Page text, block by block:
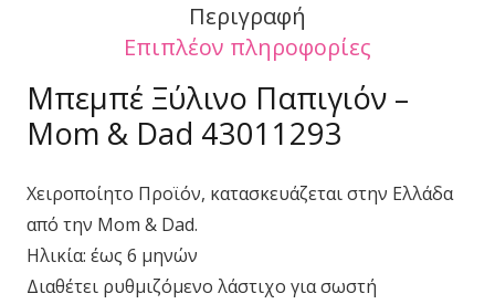
Περιγραφή
Επιπλέον πληροφορίες
Μπεμπέ Ξύλινο Παπιγιόν –
Mom & Dad 43011293
Χειροποίητο Προϊόν, κατασκευάζεται στην Ελλάδα
από την Mom & Dad.
Ηλικία: έως 6 μηνών
Διαθέτει ρυθμιζόμενο λάστιχο για σωστή